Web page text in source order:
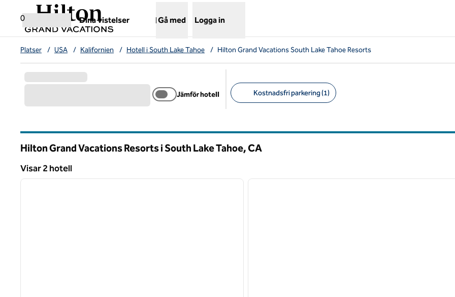
Gå vidare till innehållet
0
Dina vistelser Gå med Logga in
Platser / USA / Kalifornien / Hotell i South Lake Tahoe / Hilton Grand Vacations South Lake Tahoe Resorts
Jämför hotell Kostnadsfri parkering (1)
Hilton Grand Vacations Resorts i South Lake Tahoe,CA
Visar 2 hotell
Visar 2 hotell
1 av 12
nästa bild1 av 12